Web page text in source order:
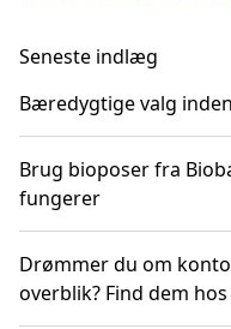
Seneste indlæg
Bæredygtige valg
Brug bioposer fra
fungerer
Drømmer du om
overblik? Find dem